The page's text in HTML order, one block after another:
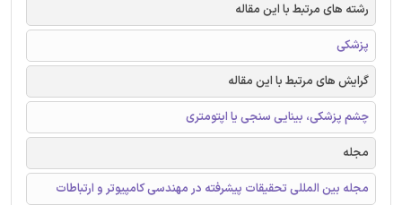
رشته های مرتبط با این مقاله
پزشکی
گرایش های مرتبط با این مقاله
چشم پزشکی، بینایی سنجی یا اپتومتری
مجله
مجله بین المللی تحقیقات پیشرفته در مهندسی کامپیوتر و ارتباطات